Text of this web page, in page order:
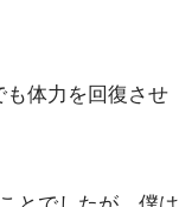
も体力を回復させ